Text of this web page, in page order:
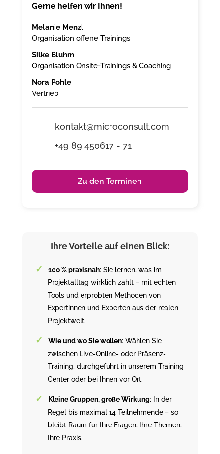
Gerne helfen wir Ihnen!
Melanie Menzl
Organisation offene Trainings
Silke Bluhm
Organisation Onsite-Trainings & Coaching
Nora Pohle
Vertrieb
kontakt@microconsult.com
+49 89 450617 - 71
Zu den Terminen
Ihre Vorteile auf einen Blick:
100 % praxisnah: Sie lernen, was im
Projektalltag wirklich zählt – mit echten
Tools und erprobten Methoden von
Expertinnen und Experten aus der realen
Projektwelt.
Wie und wo Sie wollen: Wählen Sie
zwischen Live-Online- oder Präsenz-
Training, durchgeführt in unserem Training
Center oder bei Ihnen vor Ort.
Kleine Gruppen, große Wirkung: In der
Regel bis maximal 14 Teilnehmende – so
bleibt Raum für Ihre Fragen, Ihre Themen,
Ihre Praxis.